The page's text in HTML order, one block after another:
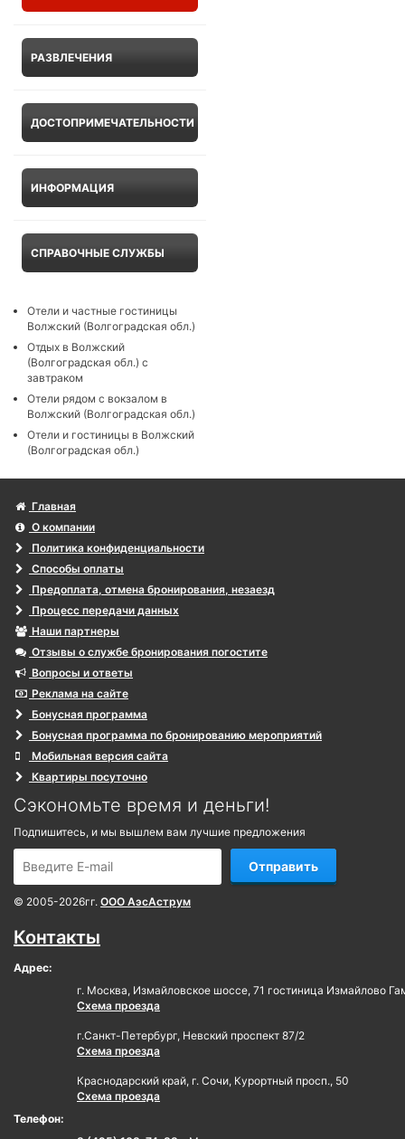
РАЗВЛЕЧЕНИЯ
ДОСТОПРИМЕЧАТЕЛЬНОСТИ
ИНФОРМАЦИЯ
СПРАВОЧНЫЕ СЛУЖБЫ
Отели и частные гостиницы
Волжский (Волгоградская обл.)
Отдых в Волжский
(Волгоградская обл.) с
завтраком
Отели рядом с вокзалом в
Волжский (Волгоградская обл.)
Отели и гостиницы в Волжский
(Волгоградская обл.)
Главная
О компании
Политика конфиденциальности
Способы оплаты
Предоплата, отмена бронирования, незаезд
Процесс передачи данных
Наши партнеры
Отзывы о службе бронирования погостите
Вопросы и ответы
Реклама на сайте
Бонусная программа
Бонусная программа по бронированию мероприятий
Мобильная версия сайта
Квартиры посуточно
Сэкономьте время и деньги!
Подпишитесь, и мы вышлем вам лучшие предложения
Отправить
© 2005-2026гг. ООО АэсАструм
Контакты
Адрес:
г. Москва, Измайловское шоссе, 71 гостиница Измайлово
Схема проезда
г.Санкт-Петербург, Невский проспект 87/2
Схема проезда
Краснодарский край, г. Сочи, Курортный просп., 50
Схема проезда
Телефон: